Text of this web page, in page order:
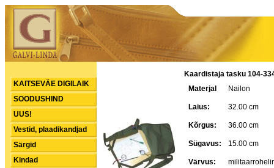
KAITSEVÄE DIGILAIK
SOODUSHIND
UUS!
Vestid, plaadikandjad
Särgid
Kindad
Kaardistaja tasku 104-
Materjal
Nailon
Laius: 32.00 cm
Kõrgus: 36.00 cm
Sügavus: 15.00 cm
Värvus: